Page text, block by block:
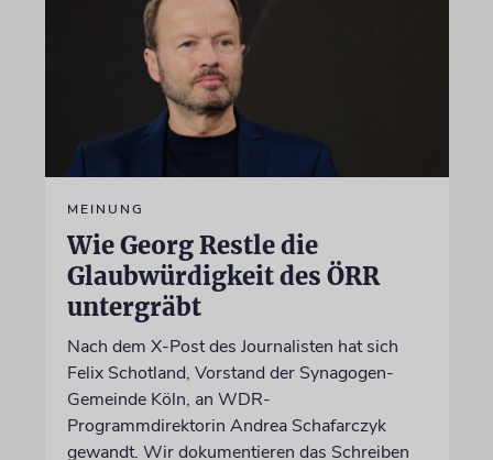
MEINUNG
Wie Georg Restle die
Glaubwürdigkeit des ÖRR
untergräbt
Nach dem X-Post des Journalisten hat sich
Felix Schotland, Vorstand der Synagogen-
Gemeinde Köln, an WDR-
Programmdirektorin Andrea Schafarczyk
gewandt. Wir dokumentieren das Schreiben